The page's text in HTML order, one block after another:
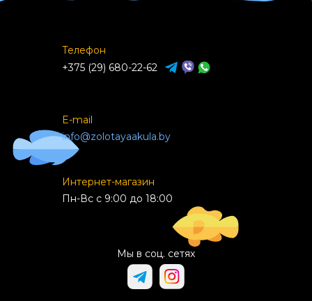
Телефон
+375 (29) 680-22-62
E-mail
info@zolotayaakula.by
Интернет-магазин
Пн-Вс с 9:00 до 18:00
Мы в соц. сетях